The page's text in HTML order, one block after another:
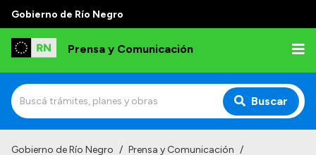
Gobierno de Río Negro
Prensa y Comunicación
Buscar
Gobierno de Río Negro / Prensa y Comunicación /